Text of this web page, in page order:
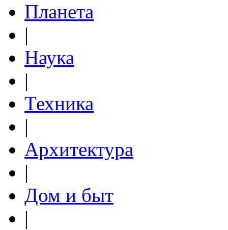
Планета
|
Наука
|
Техника
|
Архитектура
|
Дом и быт
|